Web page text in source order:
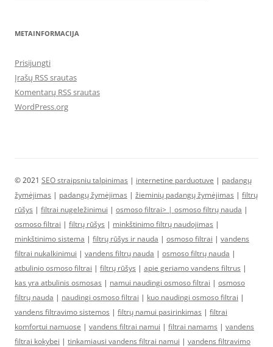
METAINFORMACIJA
Prisijungti
Įrašų RSS srautas
Komentarų RSS srautas
WordPress.org
© 2021 SEO straipsniu talpinimas | internetine parduotuve | padangų
žymėjimas | padangų žymėjimas | žieminių padangų žymėjimas | filtrų
rūšys | filtrai nugeležinimui | osmoso filtrai> | osmoso filtrų nauda |
osmoso filtrai | filtrų rūšys | minkštinimo filtrų naudojimas |
minkštinimo sistema | filtrų rūšys ir nauda | osmoso filtrai | vandens
filtrai nukalkinimui | vandens filtrų nauda | osmoso filtrų nauda |
atbulinio osmoso filtrai | filtrų rūšys | apie geriamo vandens filtrus |
kas yra atbulinis osmosas | namui naudingi osmoso filtrai | osmoso
filtrų nauda | naudingi osmoso filtrai | kuo naudingi osmoso filtrai |
vandens filtravimo sistemos | filtrų namui pasirinkimas | filtrai
komfortui namuose | vandens filtrai namui | filtrai namams | vandens
filtrai kokybei | tinkamiausi vandens filtrai namui | vandens filtravimo